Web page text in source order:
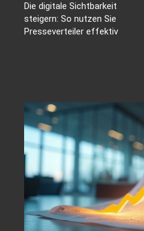
Die digitale Sichtbarkeit
steigern: So nutzen Sie
Presseverteiler effektiv